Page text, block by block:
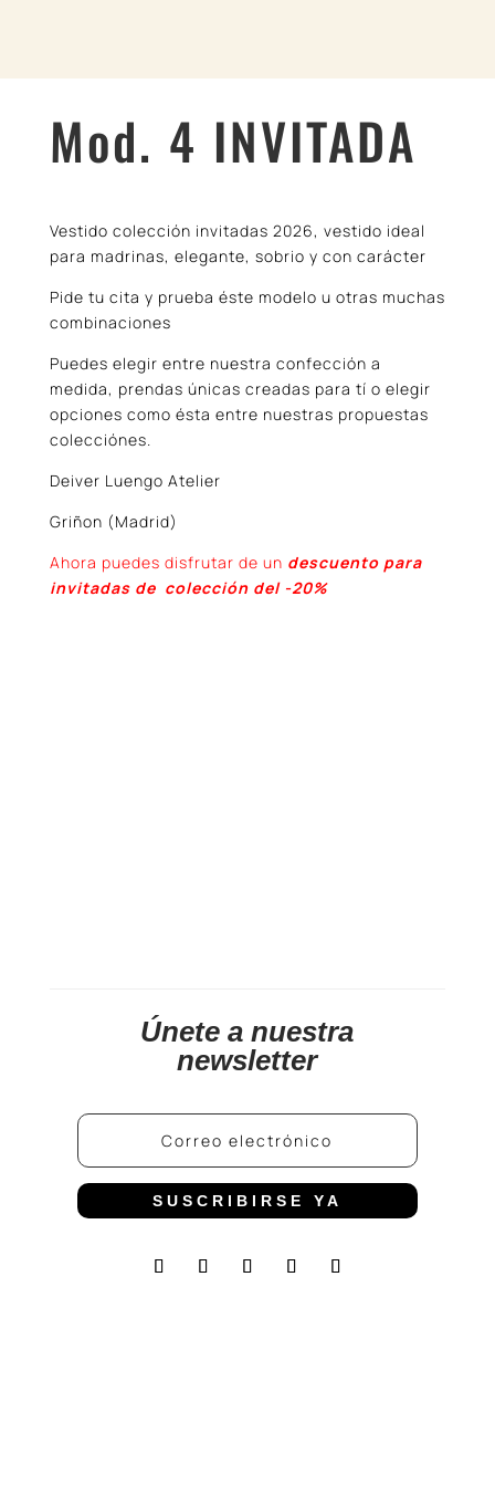
Mod. 4 INVITADA
Vestido colección invitadas 2026, vestido ideal
para madrinas, elegante, sobrio y con carácter
Pide tu cita y prueba éste modelo u otras muchas
combinaciones
Puedes elegir entre nuestra confección a
medida, prendas únicas creadas para tí o elegir
opciones como ésta entre nuestras propuestas
colecciónes.
Deiver Luengo Atelier
Griñon (Madrid)
Ahora puedes disfrutar de un descuento para
invitadas de colección del -20%
Únete a nuestra
newsletter
SUSCRIBIRSE YA